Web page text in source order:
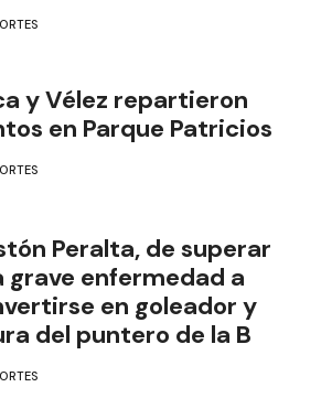
y Vélez repartieron
en Parque Patricios
Peralta, de superar
grave enfermedad a
en goleador y
del puntero de la B